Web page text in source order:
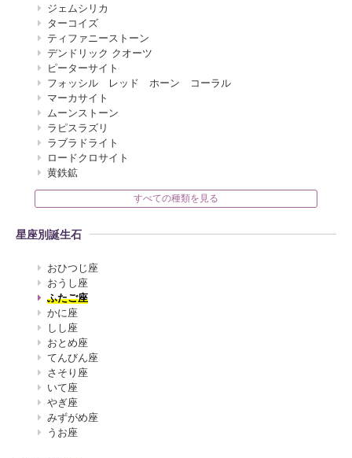
ジェムシリカ
ターコイズ
ティファニーストーン
デンドリック クオーツ
ピーターサイト
フォッシル レッド ホーン コーラル
マーカサイト
ムーンストーン
ラピスラズリ
ラブラドライト
ロードクロサイト
黄鉄鉱
すべての種類を見る
星座別誕生石
おひつじ座
おうし座
ふたご座
かに座
しし座
おとめ座
てんびん座
さそり座
いて座
やぎ座
みずがめ座
うお座